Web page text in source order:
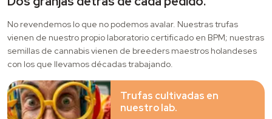
No revendemos lo que no podemos avalar. Nuestras trufas
vienen de nuestro propio laboratorio certificado en BPM; nuestras
semillas de cannabis vienen de breeders maestros holandeses
con los que llevamos décadas trabajando.
Trufas cultivadas en
nuestro lab.